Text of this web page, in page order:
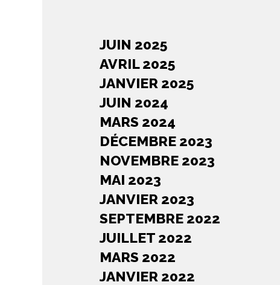
JUIN 2025
AVRIL 2025
JANVIER 2025
JUIN 2024
MARS 2024
DÉCEMBRE 2023
NOVEMBRE 2023
MAI 2023
JANVIER 2023
SEPTEMBRE 2022
JUILLET 2022
MARS 2022
JANVIER 2022